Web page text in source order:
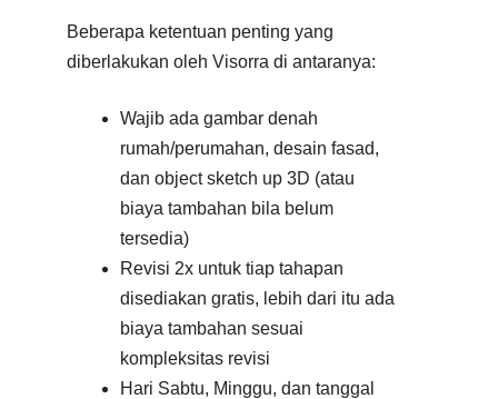
Beberapa ketentuan penting yang
diberlakukan oleh Visorra di antaranya:
Wajib ada gambar denah
rumah/perumahan, desain fasad,
dan object sketch up 3D (atau
biaya tambahan bila belum
tersedia)
Revisi 2x untuk tiap tahapan
disediakan gratis, lebih dari itu ada
biaya tambahan sesuai
kompleksitas revisi
Hari Sabtu, Minggu, dan tanggal